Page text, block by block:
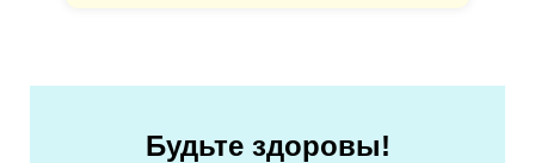
Будьте здоровы!